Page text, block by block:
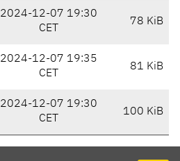
2024-12-07 19:30
CET
78 KiB
2024-12-07 19:35
CET
81 KiB
2024-12-07 19:30
CET
100 KiB